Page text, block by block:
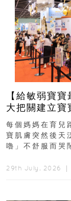
【給敏弱寶
大把關建立寶
每個媽媽在育兒
寶肌膚突然後天
嚕」不舒服而哭
29th July, 2026 ｜